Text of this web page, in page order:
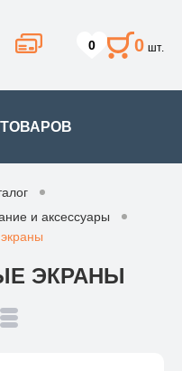
0 0 шт.
ТОВАРОВ
и аксессуары
ЭКРАНЫ